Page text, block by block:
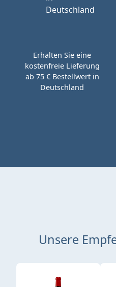
Erhalten Sie eine
kostenfreie Lieferung
ab 75 € Bestellwert in
Deutschland
Unsere
Produktgalerie